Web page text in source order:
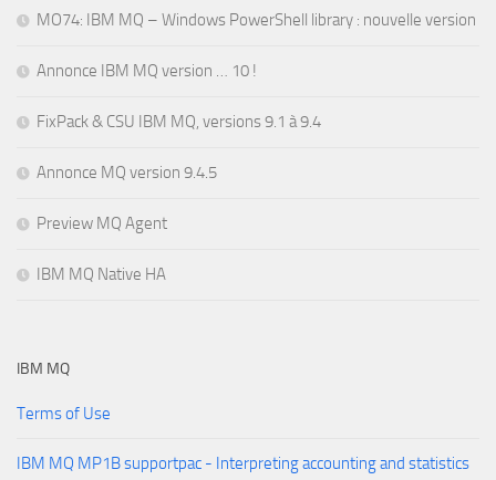
MO74: IBM MQ – Windows PowerShell library : nouvelle version
Annonce IBM MQ version … 10 !
FixPack & CSU IBM MQ, versions 9.1 à 9.4
Annonce MQ version 9.4.5
Preview MQ Agent
IBM MQ Native HA
IBM MQ
Terms of Use
IBM MQ MP1B supportpac - Interpreting accounting and statistics